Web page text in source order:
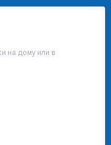
на дому или в